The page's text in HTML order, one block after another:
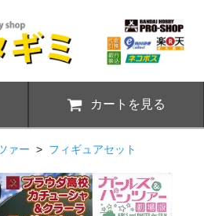
カートを見る
ァー > フィギュアセット